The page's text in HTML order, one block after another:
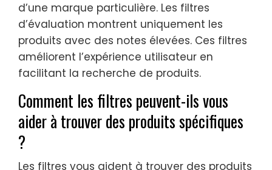
d’une marque particulière. Les filtres
d’évaluation montrent uniquement les
produits avec des notes élevées. Ces filtres
améliorent l’expérience utilisateur en
facilitant la recherche de produits.
Comment les filtres peuvent-ils vous
aider à trouver des produits spécifiques
?
Les filtres vous aident à trouver des produits